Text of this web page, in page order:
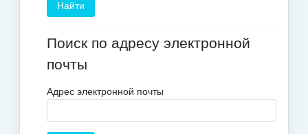
Поиск по адресу электронной
почты
Адрес электронной почты